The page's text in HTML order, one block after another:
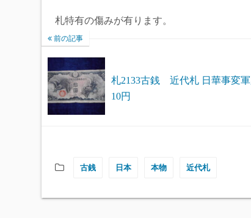
札特有の傷みが有ります。
前の記事
札2133古銭 近代札 日華事変
10円
古銭 日本 本物 近代札